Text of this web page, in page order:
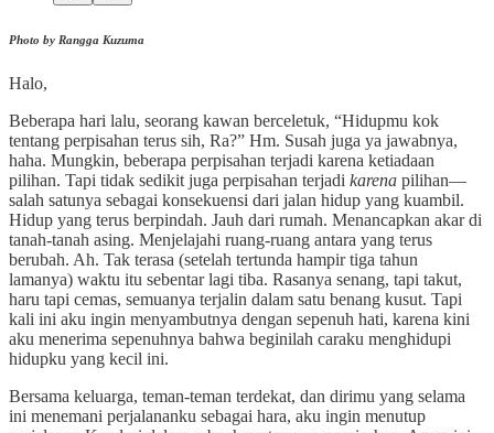
Photo by Rangga Kuzuma
Halo,
Beberapa hari lalu, seorang kawan berceletuk, “Hidupmu kok
tentang perpisahan terus sih, Ra?” Hm. Susah juga ya jawabnya,
haha. Mungkin, beberapa perpisahan terjadi karena ketiadaan
pilihan. Tapi tidak sedikit juga perpisahan terjadi karena pilihan—
salah satunya sebagai konsekuensi dari jalan hidup yang kuambil.
Hidup yang terus berpindah. Jauh dari rumah. Menancapkan akar di
tanah-tanah asing. Menjelajahi ruang-ruang antara yang terus
berubah. Ah. Tak terasa (setelah tertunda hampir tiga tahun
lamanya) waktu itu sebentar lagi tiba. Rasanya senang, tapi takut,
haru tapi cemas, semuanya terjalin dalam satu benang kusut. Tapi
kali ini aku ingin menyambutnya dengan sepenuh hati, karena kini
aku menerima sepenuhnya bahwa beginilah caraku menghidupi
hidupku yang kecil ini.
Bersama keluarga, teman-teman terdekat, dan dirimu yang selama
ini menemani perjalananku sebagai hara, aku ingin menutup